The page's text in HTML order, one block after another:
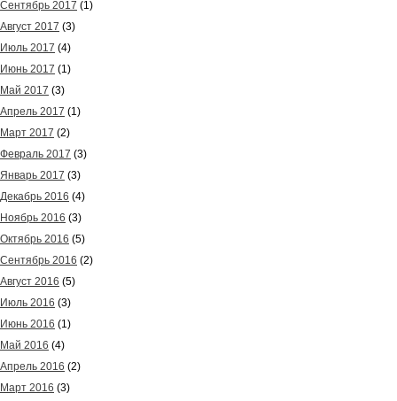
Сентябрь 2017 (1)
Август 2017 (3)
Июль 2017 (4)
Июнь 2017 (1)
Май 2017 (3)
Апрель 2017 (1)
Март 2017 (2)
Февраль 2017 (3)
Январь 2017 (3)
Декабрь 2016 (4)
Ноябрь 2016 (3)
Октябрь 2016 (5)
Сентябрь 2016 (2)
Август 2016 (5)
Июль 2016 (3)
Июнь 2016 (1)
Май 2016 (4)
Апрель 2016 (2)
Март 2016 (3)